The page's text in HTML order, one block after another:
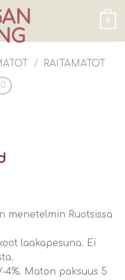
0
/ RAITAMATOT
menetelmin Ruotsissa
laakapesuna. Ei
4%. Maton paksuus 5